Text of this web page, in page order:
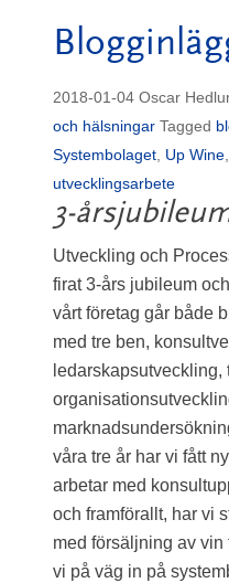
2018-01-04 Oscar
och hälsningar Tagged
Systembolaget Up Wine
utvecklingsarbete
3-
Utveckling och
firat 3-års jubileum
vårt företag går både
med tre ben,
ledarskapsutveckling,
våra tre år har vi fått
arbetar med
och framförallt, har vi
med försäljning av
vi på väg in på